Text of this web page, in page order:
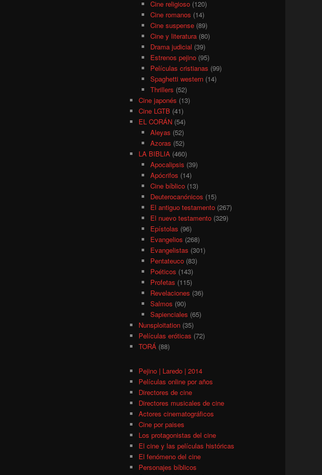
Cine religioso(120)
Cine romanos (14)
Cine suspense(89)
Cine y literatura(80)
Drama judicial (39)
Estrenos pejino(95)
Películas cristianas (99)
Spaghetti western(14)
Thrillers (52)
Cine japonés (13)
Cine LGTB (41)
EL CORÁN (54)
Aleyas (52)
Azoras (52)
LA BIBLIA (460)
Apocalipsis (39)
Apócrifos (14)
Cine bíblico(13)
Deuterocanónicos (15)
El antiguo testamento(267)
El nuevo testamento(329)
Epístolas (96)
Evangelios (268)
Evangelistas (301)
Pentateuco(83)
Poéticos (143)
Profetas (115)
Revelaciones (36)
Salmos (90)
Sapienciales (65)
Nunsploitation (35)
Películas eróticas (72)
TORÁ (88)
Pejino | Laredo | 2014
Películas online por años
Directores de cine
Directores musicales de cine
Actores cinematográficos
Cine por paises
Los protagonistas del cine
El cine y las películas históricas
El fenómeno del cine
Personajes bíblicos